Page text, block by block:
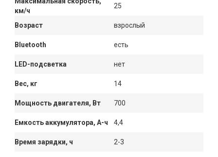
км/ч
25
Возраст взрослый
Bluetooth есть
LED-подсветка нет
Вес, кг 14
Мощность двигателя, Вт 700
Емкость аккумулятора, А-ч 4,4
Время зарядки, ч 2-3